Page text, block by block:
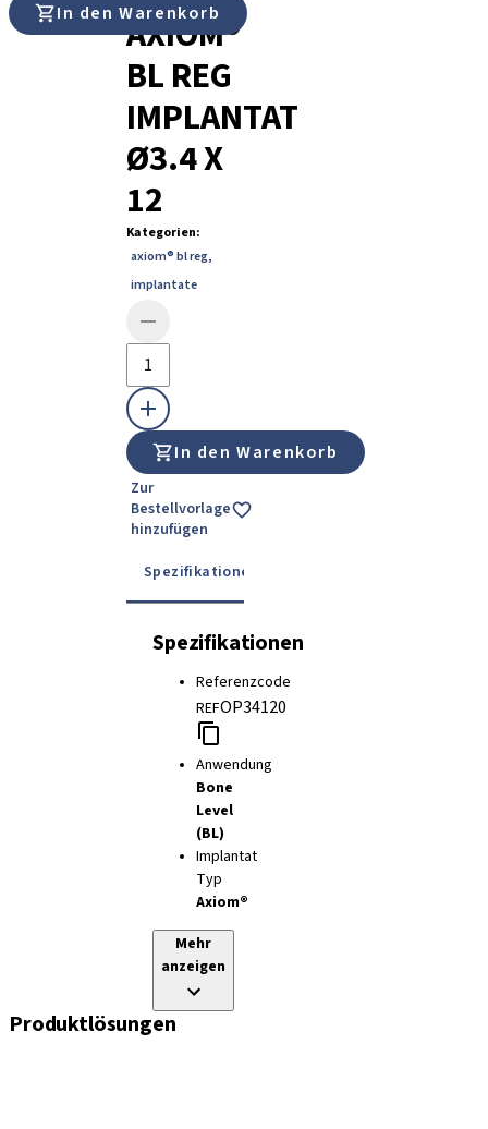
In den Warenkorb
AXIOM®
BL REG
IMPLANTAT
Ø3.4 X
12
Kategorien:
axiom® bl reg,
implantate
In den Warenkorb
Zur
Bestellvorlage
hinzufügen
Spezifikationen
Spezifikationen
Referenzcode
REFOP34120
Anwendung
Bone
Level
(BL)
Implantat
Typ
Axiom®
Mehr
anzeigen
Produktlösungen